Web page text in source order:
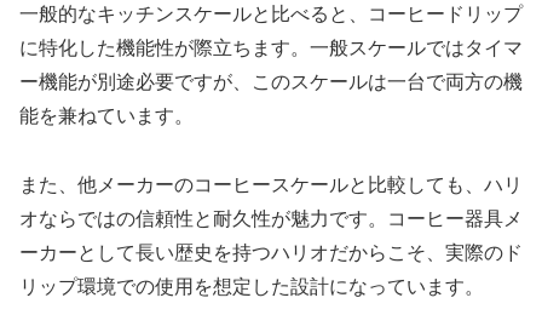
一般的なキッチンスケールと比べると、コーヒードリップ
に特化した機能性が際立ちます。一般スケールではタイマ
ー機能が別途必要ですが、このスケールは一台で両方の機
能を兼ねています。
また、他メーカーのコーヒースケールと比較しても、ハリ
オならではの信頼性と耐久性が魅力です。コーヒー器具メ
ーカーとして長い歴史を持つハリオだからこそ、実際のド
リップ環境での使用を想定した設計になっています。